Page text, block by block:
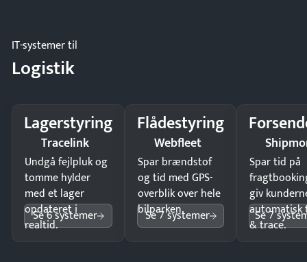
IT-systemer til
Logistik
Lagerstyring
Tracelink
Undgå fejlpluk og
tomme hylder
med et lager
opdateret i
realtid.
Se 6 systemer
Flådestyring
Webfleet
Spar brændstof
og tid med GPS-
overblik over hele
bilparken.
Se 7 systemer
Spar tid på
giv
automatisk
& trace.
Se 7